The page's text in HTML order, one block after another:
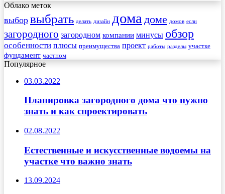
Облако меток
выбор выбрать делать дизайн дома доме домов если
загородного загородном компании минусы обзор
особенности плюсы преимущества проект работы разделы участке
фундамент частном
Популярное
03.03.2022
Планировка загородного дома что нужно
знать и как спроектировать
02.08.2022
Естественные и искусственные водоемы на
участке что важно знать
13.09.2024